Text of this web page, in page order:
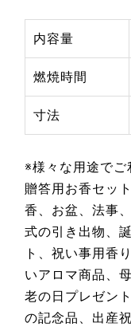
内容量
燃焼時間
寸法
※様々な用途でご
贈答用お香セッ
香、お盆、法事
式の引き出物、
ト、祝い事用香
いアロマ商品、
老の日プレゼン
の記念品、出産